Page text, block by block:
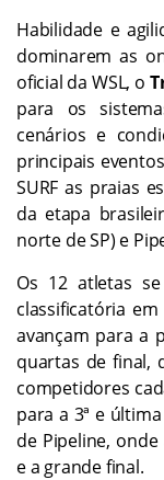
Habilidade e
dominarem as
oficial da WSL, o
para os
cenários e
principais
SURF as praias
da etapa
norte de SP) e
Os 12 atletas
classificatória
avançam para a
quartas de final,
competidores
para a 3ª e
de Pipeline,
e a grande final.